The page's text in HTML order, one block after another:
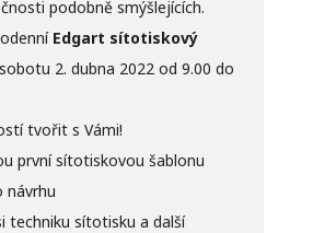
podobně smýšlejících.
Edgart sítotiskový
2. dubna 2022 od 9.00 do
tvořit s Vámi!
první sítotiskovou šablonu
návrhu
techniku sítotisku a další